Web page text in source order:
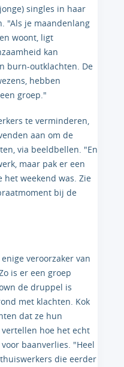
singles in haar
"Als je maandenlang
woont, ligt
kan
burn-outklachten. De
hebben
groep."
te verminderen,
aan om de
via beeldbellen. "En
maar pak er een
het weekend was. Zie
bij de
veroorzaker van
is er een groep
de druppel is
met klachten. Kok
dat ze hun
hoe het echt
baanverlies. "Heel
die eerder